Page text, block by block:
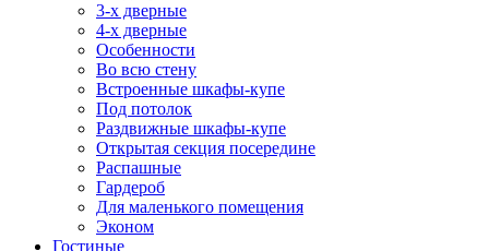
3-х дверные
4-х дверные
Особенности
Во всю стену
Встроенные шкафы-купе
Под потолок
Раздвижные шкафы-купе
Открытая секция посередине
Распашные
Гардероб
Для маленького помещения
Эконом
Гостиные